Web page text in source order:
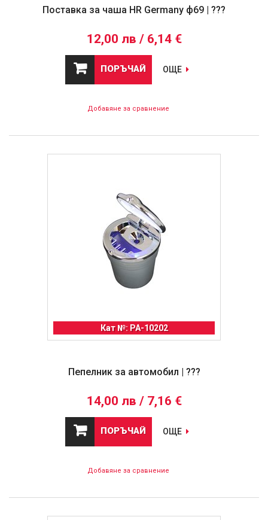
Поставка за чаша HR Germany ф69 | ???
12,00 лв / 6,14 €
ПОРЪЧАЙ ОЩЕ
Добавяне за сравнение
Кат №: PA-10202
Пепелник за автомобил | ???
14,00 лв / 7,16 €
ПОРЪЧАЙ ОЩЕ
Добавяне за сравнение